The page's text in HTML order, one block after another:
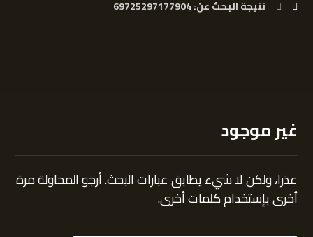
نتيجة البحث عن: 69725297177904
غير موجود
عذرا، ولكن لا شيء يطابق عبارات البحث. أرجو المحاولة مرة
أخرى بإستخدام كلمات أخرى.